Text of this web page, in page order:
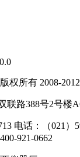
版权所有 2008-
联路388号2号楼
电话：（021）
921-0662